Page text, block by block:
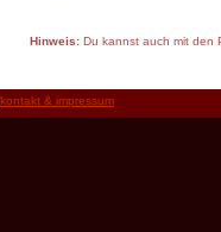
Hinweis:Du kannst auch mit den
kontakt & impressum